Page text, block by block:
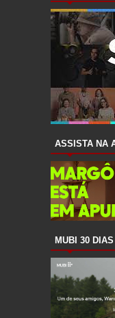
ASSISTA NA
MUBI 30